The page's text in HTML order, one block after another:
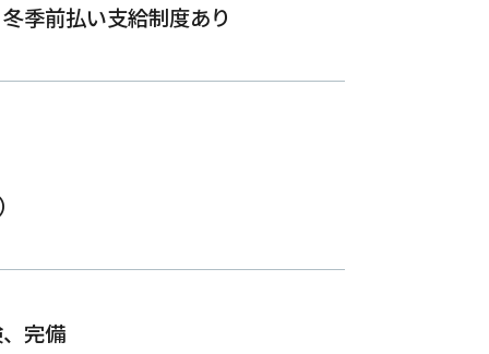
季前払い支給制度あり
完備